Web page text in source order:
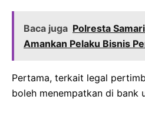
Baca juga Polresta
Amankan Pelaku Bisnis
Pertama, terkait legal
boleh menempatkan di bank